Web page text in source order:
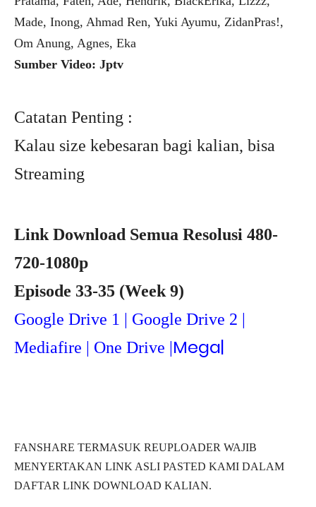
Made, Inong, Ahmad Ren, Yuki Ayumu, ZidanPras!,
Om Anung, Agnes, Eka
Sumber Video: Jptv
Catatan Penting :
Kalau size kebesaran bagi kalian, bisa
Streaming
Link Download Semua Resolusi 480-
720-1080p
Episode 33-35 (Week 9)
Google Drive 1 | Google Drive 2 |
Mediafire | One Drive |Mega|
FANSHARE TERMASUK REUPLOADER WAJIB
MENYERTAKAN LINK ASLI PASTED KAMI DALAM
DAFTAR LINK DOWNLOAD KALIAN.